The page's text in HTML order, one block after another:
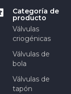
Categoría de
producto
Válvulas
criogénicas
Válvulas de
bola
Válvulas de
tapón